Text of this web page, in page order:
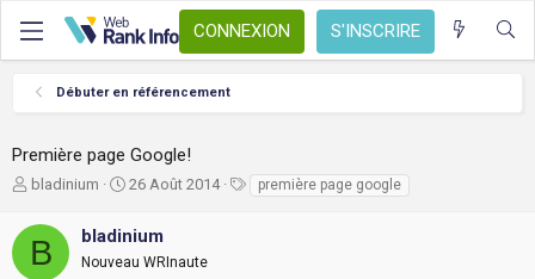
CONNEXION S'INSCRIRE
Débuter en référencement
Première page Google!
A
t
e
u
bladinium
D
e
d
26 Août 2014 première page google
B bladinium
Nouveau WRInaute